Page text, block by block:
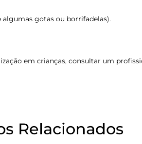
gotas ou borrifadelas).
em crianças, consultar um
Relacionados